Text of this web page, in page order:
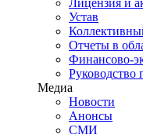
Устав
Отчеты в
Финансово-
Медиа
Новости
Анонсы
СМИ